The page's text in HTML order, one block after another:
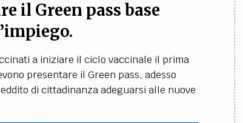
il Green pass base
a iniziare il ciclo vaccinale il prima
presentare il Green pass, adesso
di cittadinanza adeguarsi alle nuove